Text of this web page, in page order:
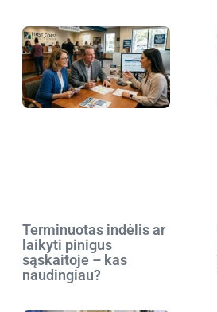
Terminuotas indėlis ar
laikyti pinigus
sąskaitoje – kas
naudingiau?